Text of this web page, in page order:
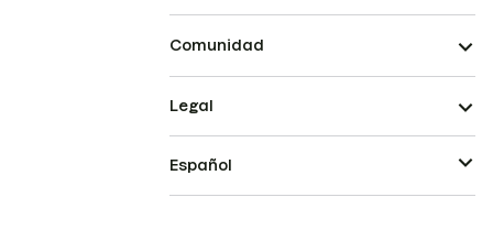
Comunidad
Legal
Español